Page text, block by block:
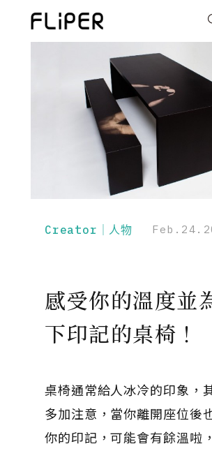
Creator｜人物
感受你的溫度並
下印記的桌椅！
桌椅通常給人冰冷的印象，
多加注意，當你離開座位後
你的印記，可能會有餘溫啦